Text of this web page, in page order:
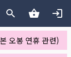
오봉 연휴 관련)